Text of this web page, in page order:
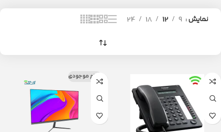
نمایش 9
12
18
24
اتمام موجودی